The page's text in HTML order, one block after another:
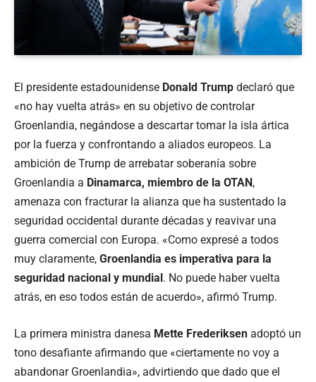
El presidente estadounidense Donald Trump declaró que
«no hay vuelta atrás» en su objetivo de controlar
Groenlandia, negándose a descartar tomar la isla ártica
por la fuerza y confrontando a aliados europeos. La
ambición de Trump de arrebatar soberanía sobre
Groenlandia a Dinamarca, miembro de la OTAN ,
amenaza con fracturar la alianza que ha sustentado la
seguridad occidental durante décadas y reavivar una
guerra comercial con Europa. «Como expresé a todos
muy claramente, Groenlandia es imperativa para la
seguridad nacional y mundial . No puede haber vuelta
atrás, en eso todos están de acuerdo», afirmó Trump.
La primera ministra danesa Mette Frederiksen adoptó un
tono desafiante afirmando que «ciertamente no voy a
abandonar Groenlandia», advirtiendo que dado que el